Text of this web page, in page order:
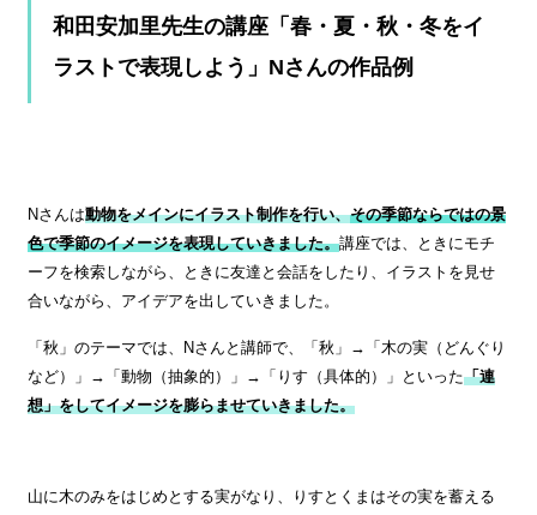
和田安加里先生の講座「春・夏・秋・冬をイ
ラストで表現しよう」Nさんの作品例
Nさんは動物をメインにイラスト制作を行い、その季節ならではの景
色で季節のイメージを表現していきました。講座では、ときにモチ
ーフを検索しながら、ときに友達と会話をしたり、イラストを見せ
合いながら、アイデアを出していきました。
「秋」のテーマでは、Nさんと講師で、「秋」→「木の実（どんぐり
など）」→「動物（抽象的）」→「りす（具体的）」といった「連
想」をしてイメージを膨らませていきました。
山に木のみをはじめとする実がなり、りすとくまはその実を蓄える